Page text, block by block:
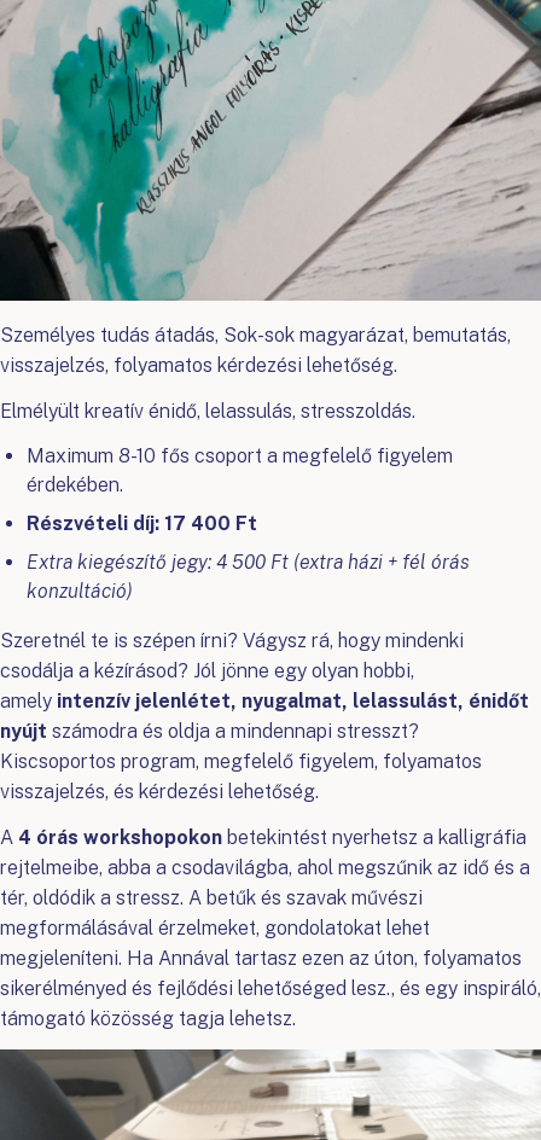
Személyes tudás átadás, Sok-sok magyarázat, bemutatás,
visszajelzés, folyamatos kérdezési lehetőség.
Elmélyült kreatív énidő, lelassulás, stresszoldás.
Maximum 8-10 fős csoport a megfelelő figyelem
érdekében.
Részvételi díj: 17 400 Ft
Extra kiegészítő jegy: 4 500 Ft (extra házi + fél órás
konzultáció)
Szeretnél te is szépen írni? Vágysz rá, hogy mindenki
csodálja a kézírásod? Jól jönne egy olyan hobbi,
amely intenzív jelenlétet, nyugalmat, lelassulást, énidőt
nyújt számodra és oldja a mindennapi stresszt?
Kiscsoportos program, megfelelő figyelem, folyamatos
visszajelzés, és kérdezési lehetőség.
A 4 órás workshopokon betekintést nyerhetsz a kalligráfia
rejtelmeibe, abba a csodavilágba, ahol megszűnik az idő és a
tér, oldódik a stressz. A betűk és szavak művészi
megformálásával érzelmeket, gondolatokat lehet
megjeleníteni. Ha Annával tartasz ezen az úton, folyamatos
sikerélményed és fejlődési lehetőséged lesz., és egy inspiráló,
támogató közösség tagja lehetsz.